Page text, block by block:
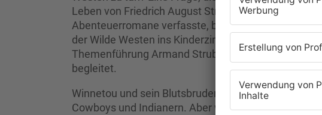
Leben von Friedrich August Strubberg, der unter
Abenteuerromane verfasste, beantwortet. Die
der Wilde Westen ins Kinderzimmer kam“ im
Themenführung Armand Strubberg und
begleitet.
Winnetou und sein Blutsbruder Old Shatterhand:
Cowboys und Indianern. Aber was haben sie mit